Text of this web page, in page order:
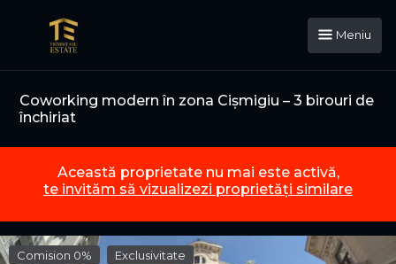
Meniu
Coworking modern în zona Cișmigiu – 3 birouri de
închiriat
Această proprietate nu mai este activă,
te invităm să vizualizezi proprietăți similare
Comision 0% Exclusivitate